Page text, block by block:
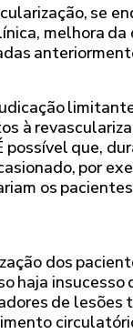
se
melhora
à
possível que,
por
os
dos
haja
de lesões